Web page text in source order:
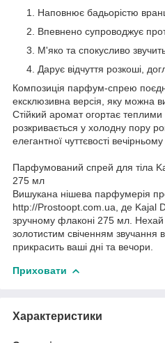
Наповнює бадьорістю
Впевнено супроводжує
М'яко та спокусливо
Дарує відчуття розкоші,
Композиція парфум-спрею
ексклюзивна версія, яку можна
Стійкий аромат огортає
розкривається у холодну пору
елегантної чуттєвості
Парфумований спрей для тіла
275 мл
Вишукана нішева парфумерія
http://Prostoopt.com.ua, де Kajal
зручному флаконі 275 мл.
золотистим свіченням звучання
прикрасить ваші дні та вечори.
Приховати
Характеристики